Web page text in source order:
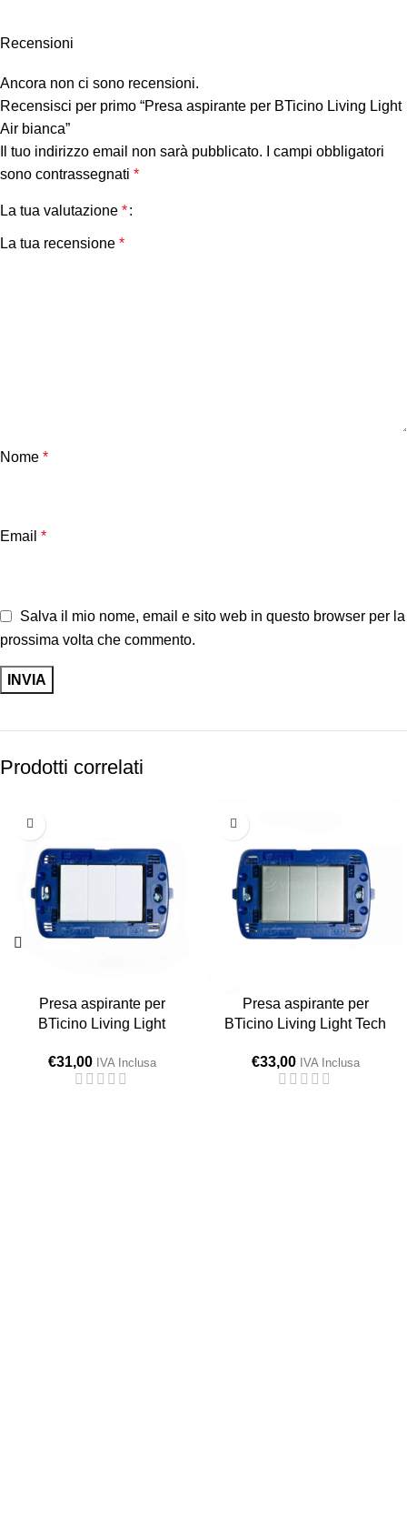
Recensioni
Ancora non ci sono recensioni.
Recensisci per primo “Presa aspirante per BTicino Living Light
Air bianca”
Il tuo indirizzo email non sarà pubblicato.
I campi obbligatori
sono contrassegnati *
La tua valutazione *
La tua recensione *
Nome *
Email *
Salva il mio nome, email e sito web in questo browser per la
prossima volta che commento.
Prodotti correlati
Presa aspirante per
BTicino Living Light
€31,00 IVA Inclusa
Presa aspirante per
BTicino Living Light Tech
€33,00 IVA Inclusa